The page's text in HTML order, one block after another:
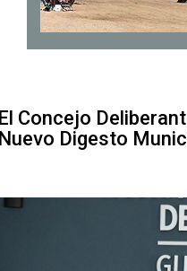
El Concejo
Nuevo Digesto